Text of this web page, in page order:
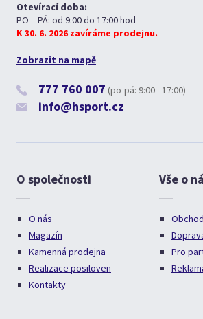
Otevírací doba:
PO – PÁ: od 9:00 do 17:00 hod
K 30. 6. 2026 zavíráme prodejnu.
Zobrazit na mapě
777 760 007 (po-pá: 9:00 - 17:00)
info@hsport.cz
O společnosti
O nás
Magazín
Kamenná prodejna
Realizace posiloven
Kontakty
Vše o
Pro